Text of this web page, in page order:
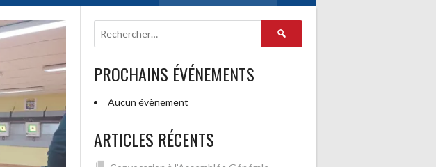
Rechercher :
PROCHAINS ÉVÉNEMENTS
Aucun évènement
ARTICLES RÉCENTS